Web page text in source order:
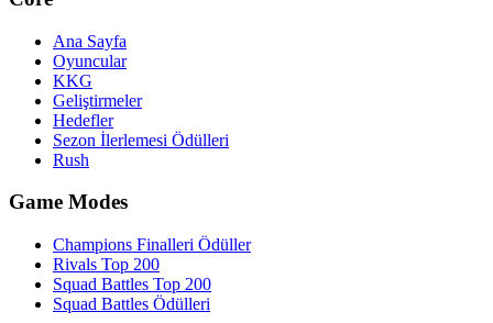
Ana Sayfa
Oyuncular
KKG
Geliştirmeler
Hedefler
Sezon İlerlemesi Ödülleri
Rush
Game Modes
Champions Finalleri Ödüller
Rivals Top 200
Squad Battles Top 200
Squad Battles Ödülleri